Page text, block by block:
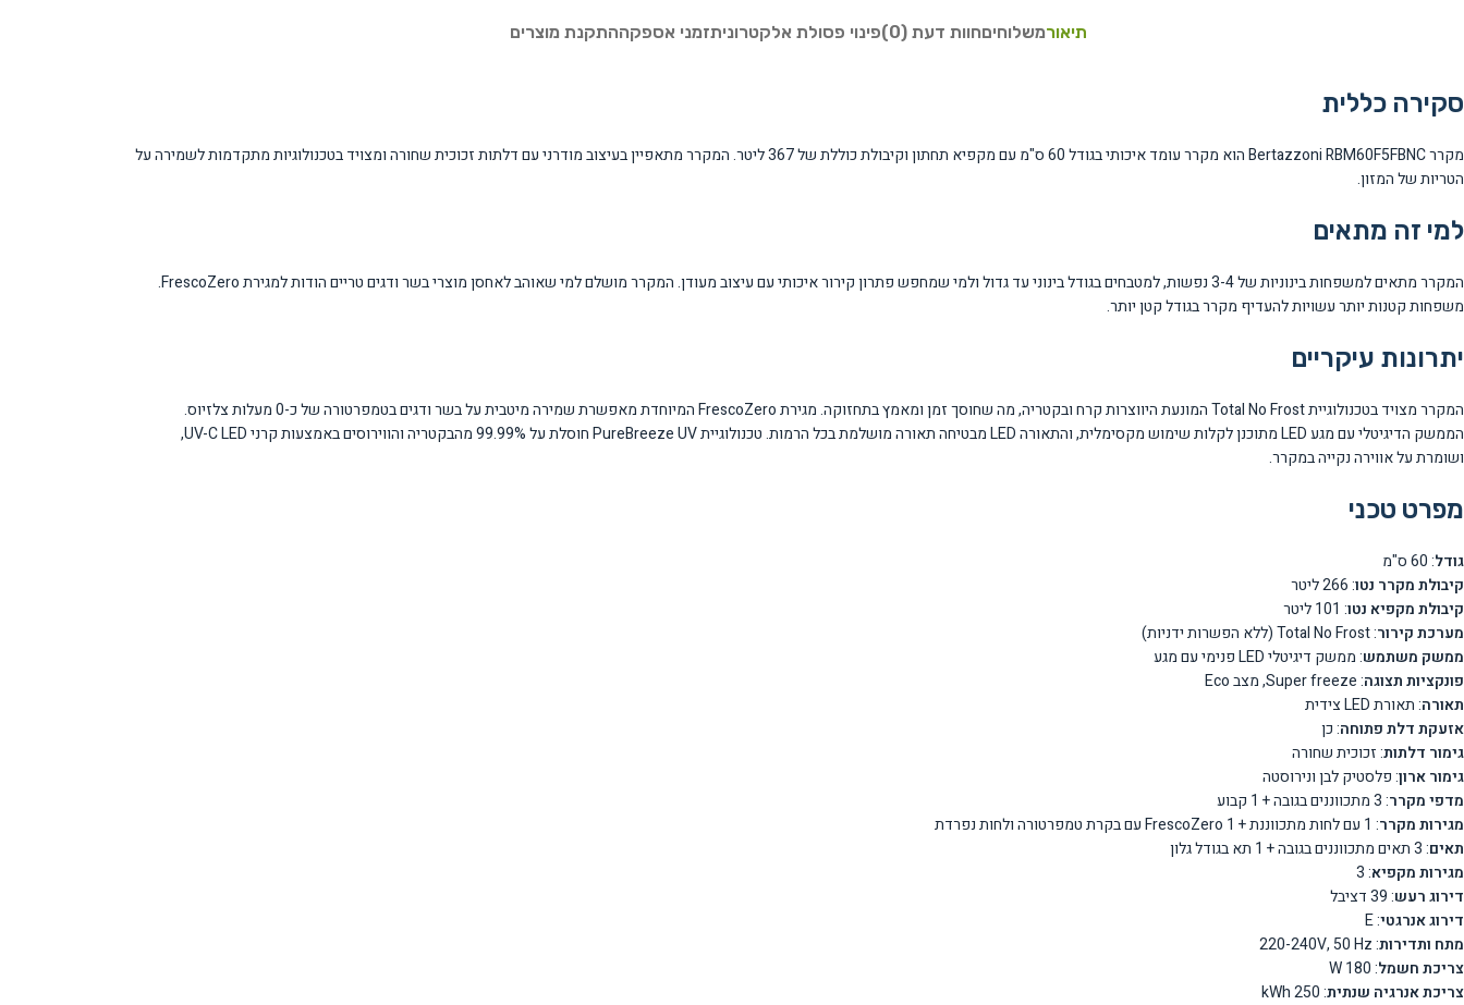
תיאורמשלוחיםחוות דעת (0) פינוי פסולת אלקטרוניתזמני אספקההתקנת מוצרים
סקירה כללית
מקרר Bertazzoni RBM60F5FBNC הוא מקרר עומד איכותי בגודל 60 ס"מ עם מקפיא תחתון וקיבולת כוללת של 367 ליטר. המקרר מתאפיין בעיצוב מודרני עם דלתות זכוכית שחורה ומצויד בטכנולוגיות מתקדמות לשמירה על
הטריות של המזון.
למי זה מתאים
המקרר מתאים למשפחות בינוניות של 3-4 נפשות, למטבחים בגודל בינוני עד גדול ולמי שמחפש פתרון קירור איכותי עם עיצוב מעודן. המקרר מושלם למי שאוהב לאחסן מוצרי בשר ודגים טריים הודות למגירת FrescoZero.
משפחות קטנות יותר עשויות להעדיף מקרר בגודל קטן יותר.
יתרונות עיקריים
המקרר מצויד בטכנולוגיית Total No Frost המונעת היווצרות קרח ובקטריה, מה שחוסך זמן ומאמץ בתחזוקה. מגירת FrescoZero המיוחדת מאפשרת שמירה מיטבית על בשר ודגים בטמפרטורה של כ-0 מעלות צלזיוס.
הממשק הדיגיטלי עם מגע LED מתוכנן לקלות שימוש מקסימלית, והתאורה LED מבטיחה תאורה מושלמת בכל הרמות. טכנולוגיית PureBreeze UV חוסלת על 99.99% מהבקטריה והווירוסים באמצעות קרני UV-C LED,
ושומרת על אווירה נקייה במקרר.
מפרט טכני
גודל: 60 ס"מ
קיבולת מקרר נטו: 266 ליטר
קיבולת מקפיא נטו: 101 ליטר
מערכת קירור: Total No Frost (ללא הפשרות ידניות)
ממשק משתמש: ממשק דיגיטלי LED פנימי עם מגע
פונקציות תצוגה: Super freeze, מצב Eco
תאורה: תאורת LED צידית
אזעקת דלת פתוחה: כן
גימור דלתות: זכוכית שחורה
גימור ארון: פלסטיק לבן ונירוסטה
מדפי מקרר: 3 מתכווננים בגובה + 1 קבוע
מגירות מקרר: 1 עם לחות מתכווננת + 1 FrescoZero עם בקרת טמפרטורה ולחות נפרדת
תאים: 3 תאים מתכווננים בגובה + 1 תא בגודל גלון
מגירות מקפיא: 3
דירוג רעש: 39 דציבל
דירוג אנרגטי: E
מתח ותדירות: 220-240V, 50 Hz
צריכת חשמל: 180 W
צריכת אנרגיה שנתית: 250 kWh